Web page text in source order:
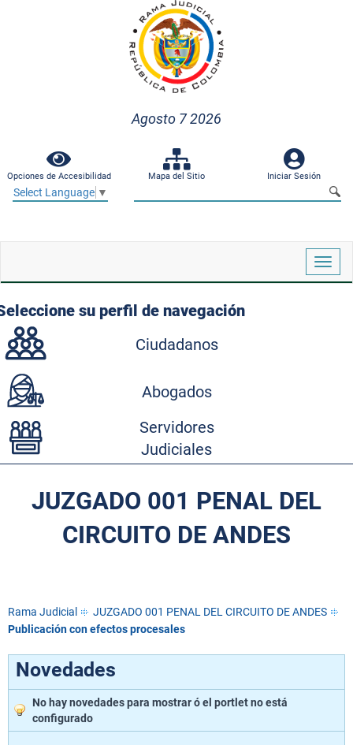
Agosto 7 2026
Opciones de Accesibilidad Mapa del Sitio Iniciar Sesión
Select Language ▼
su perfil de navegación
Ciudadanos
Abogados
Servidores
Judiciales
JUZGADO 001 PENAL DEL
CIRCUITO DE ANDES
Rama Judicial
JUZGADO 001 PENAL DEL CIRCUITO DE ANDES
Publicación con efectos procesales
Novedades
No hay novedades para mostrar ó el portlet no está
configurado